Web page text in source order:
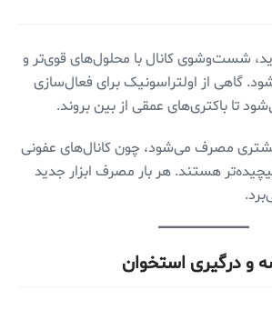
شست‌وشوی کانال با محلول‌های قوی‌تر و
گاهی از اولتراسونیک برای فعال‌سازی
تا باکتری‌های عمقی از بین بروند.
مصرف می‌شود، چون کانال‌های عفونی
هستند. هر بار مصرف ابزار جدید
و درگیری استخوان